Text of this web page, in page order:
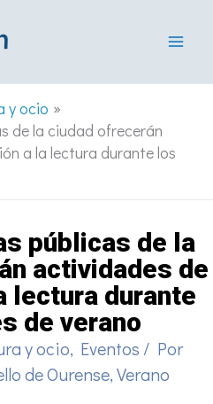
y ocio
de la ciudad ofrecerán
a la lectura durante los
públicas de la
actividades de
lectura durante
de verano
y ocio, Eventos / Por
de Ourense,Verano